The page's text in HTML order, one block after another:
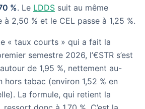
%. Le LDDS suit au même
à 2,50 % et le CEL passe à 1,25 %.
« taux courts » qui a fait la
semestre 2026, l’€STR s’est
de 1,95 %, nettement au-
hors tabac (environ 1,52 % en
La formule, qui retient la